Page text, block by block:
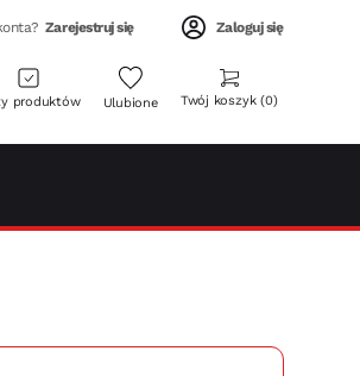
Zarejestruj się Zaloguj się
produktów Ulubione Twój koszyk 0